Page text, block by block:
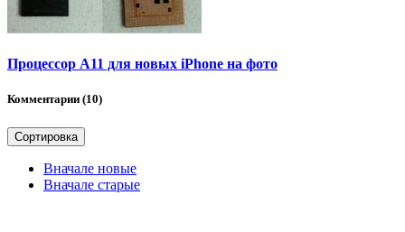
Процессор A11 для новых iPhone на фото
Комментарии (10)
Сортировка
Вначале новые
Вначале старые